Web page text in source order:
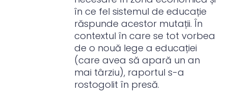
în ce fel sistemul de educație
răspunde acestor mutații. În
contextul în care se tot vorbea
de o nouă lege a educației
(care avea să apară un an
mai târziu), raportul s-a
rostogolit în presă.